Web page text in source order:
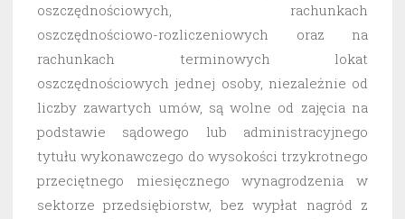
oszczędnościowych, rachunkach
oszczędnościowo-rozliczeniowych oraz na
rachunkach terminowych lokat
oszczędnościowych jednej osoby, niezależnie od
liczby zawartych umów, są wolne od zajęcia na
podstawie sądowego lub administracyjnego
tytułu wykonawczego do wysokości trzykrotnego
przeciętnego miesięcznego wynagrodzenia w
sektorze przedsiębiorstw, bez wypłat nagród z